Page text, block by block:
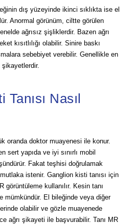
dış yüzeyinde ikinci sıklıkta ise el
Anormal görünüm, ciltte görülen
ağrısız şişliklerdir. Bazen ağrı
kısıtlılığı olabilir. Sinire baskı
sebebiyet verebilir. Genellikle en
Nasıl
oranda doktor muayenesi ile konur.
sert yapıda ve iyi sınırlı mobil
Fakat teşhisi doğrulamak
istenir. Ganglion kisti tanısı için
görüntüleme kullanılır. Kesin tanı
mümkündür. El bileğinde veya diğer
olabilir ve gözle muayenede
ağrı şikayeti ile başvurabilir. Tanı MR